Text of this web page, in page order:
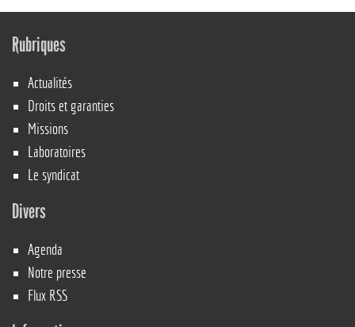
Rubriques
Actualités
Droits et garanties
Missions
Laboratoires
Le syndicat
Divers
Agenda
Notre presse
Flux RSS